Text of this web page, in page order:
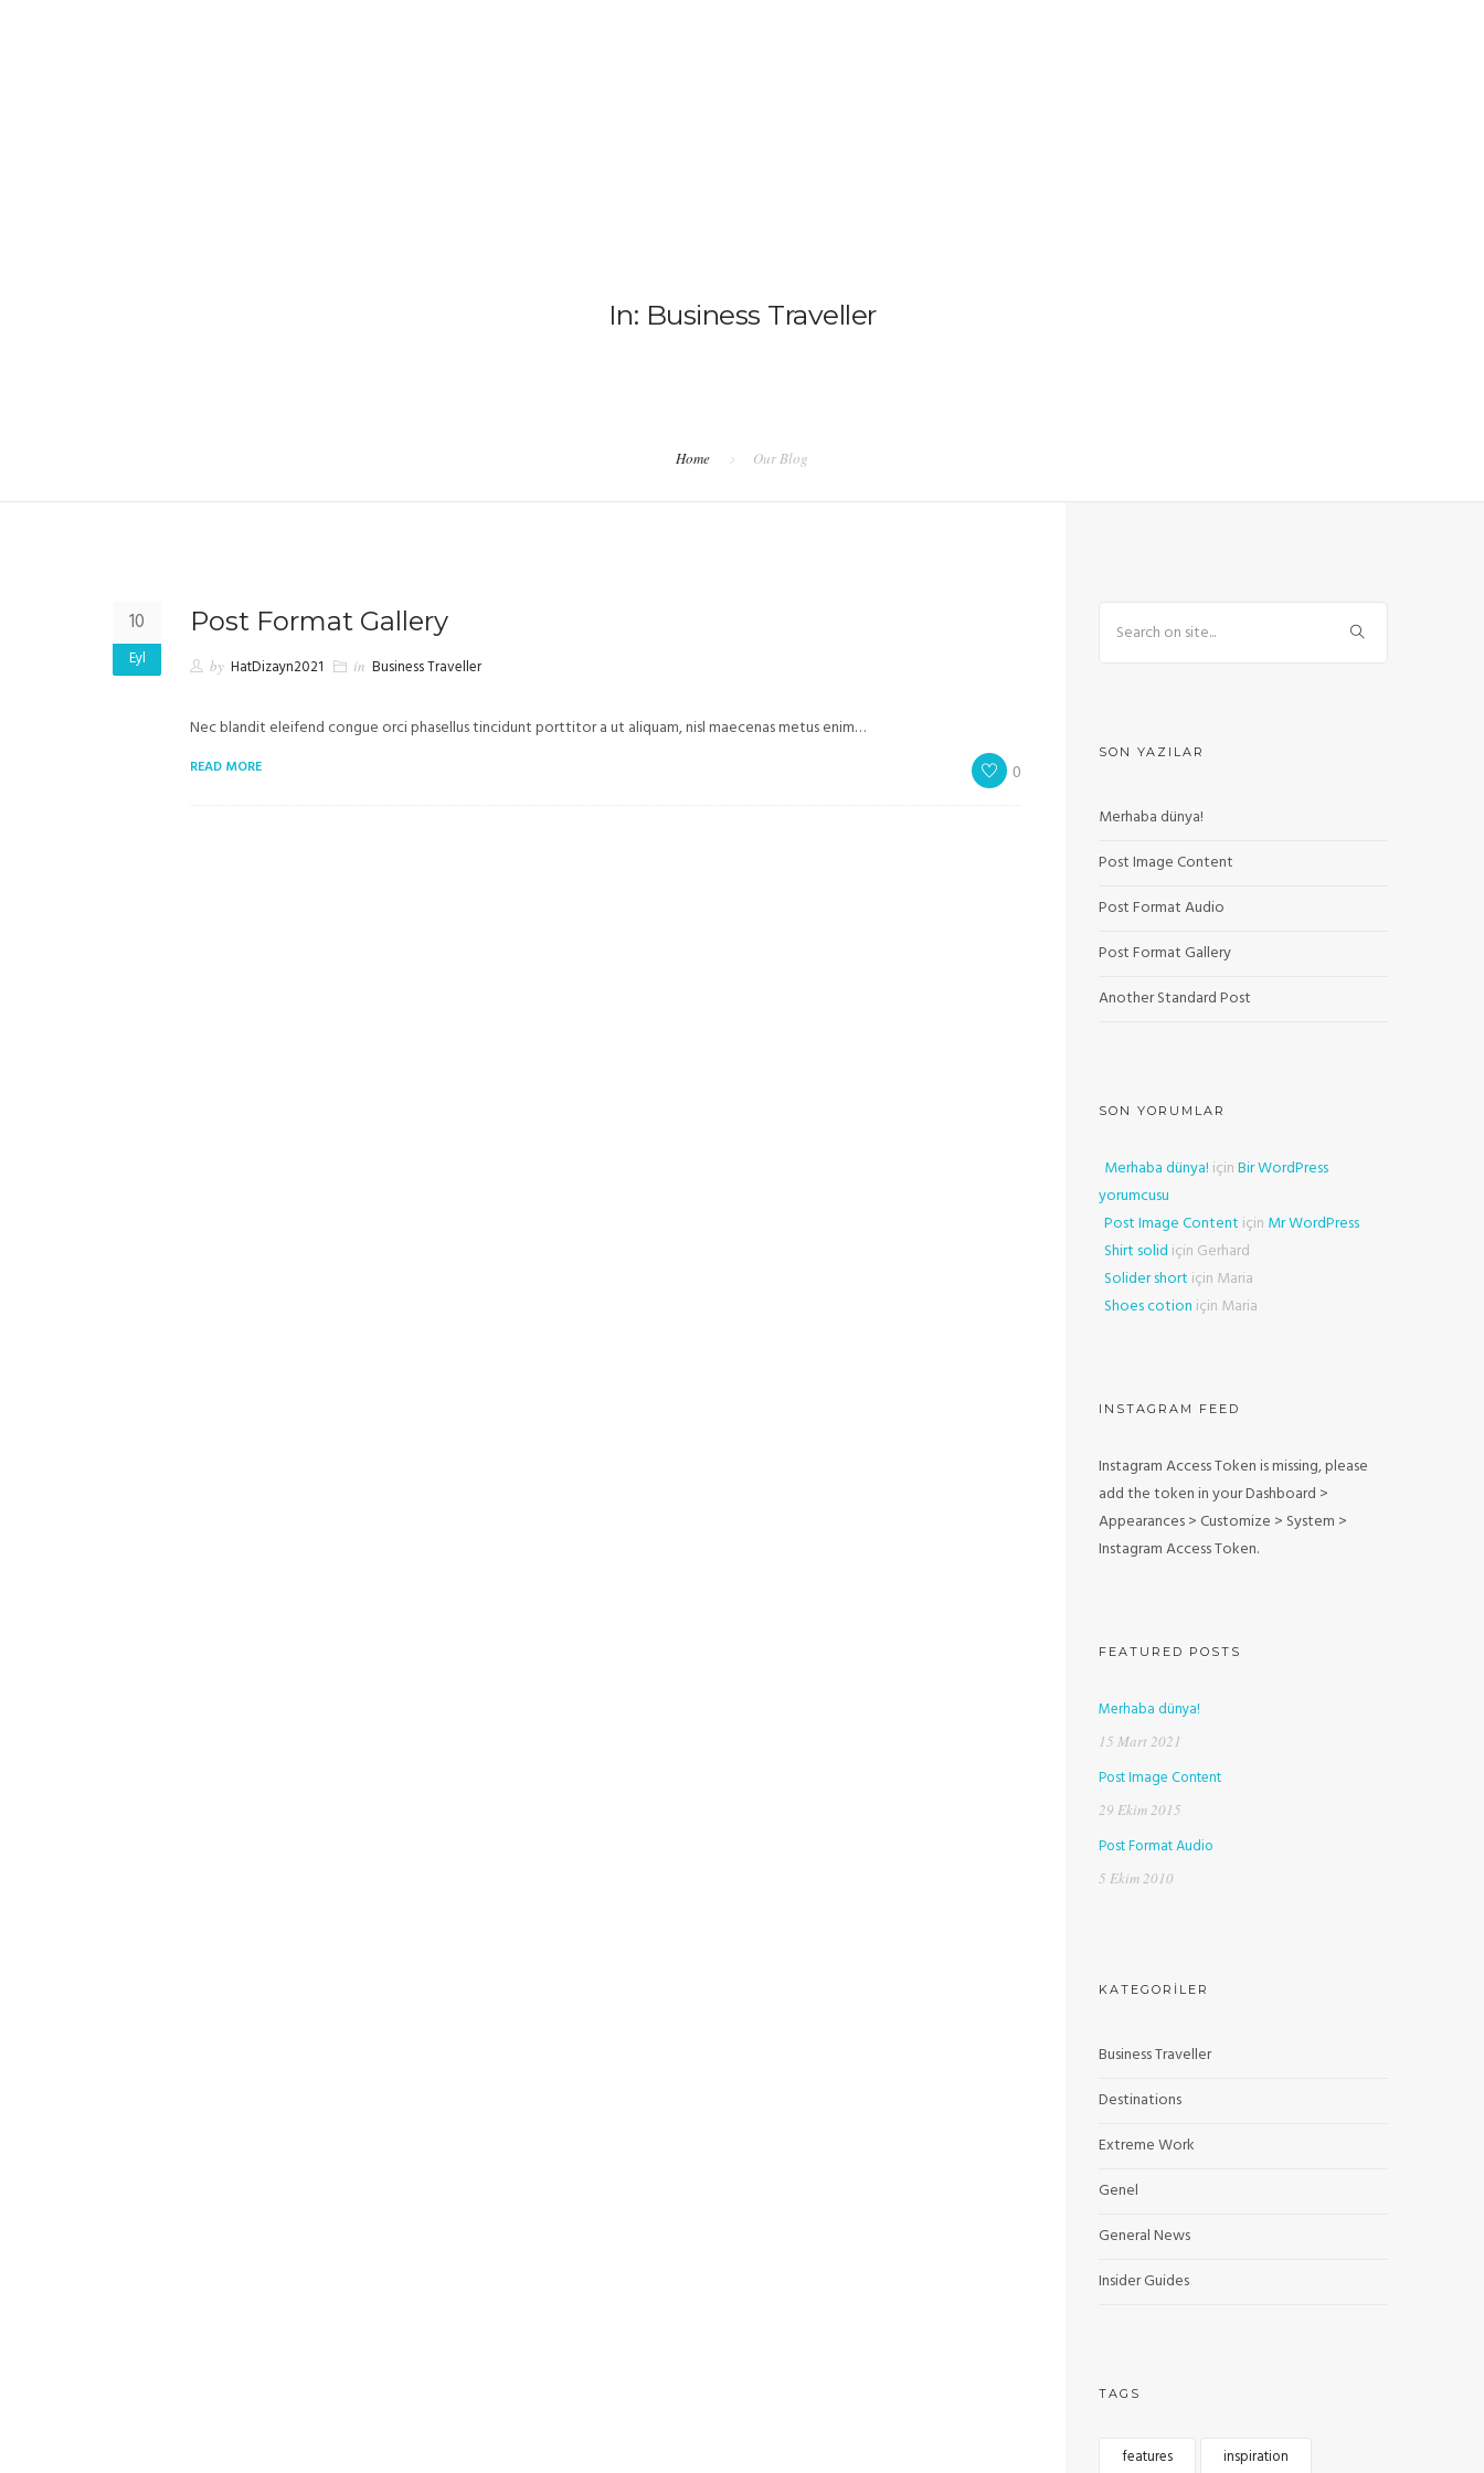
In: Business Traveller
Home Our Blog
10
Eyl
Post Format Gallery
by HatDizayn2021 in Business Traveller
Nec blandit eleifend congue orci phasellus tincidunt porttitor a ut aliquam, nisl maecenas metus enim…
READ MORE 0
SON YAZILAR
Merhaba dünya!
Post Image Content
Post Format Audio
Post Format Gallery
Another Standard Post
SON YORUMLAR
Merhaba dünya! içinBir WordPress
yorumcusu
Post Image Content için Mr WordPress
Shirt solid için Gerhard
Solider short için Maria
Shoes cotion için Maria
INSTAGRAM FEED
Instagram Access Token is missing, please
add the token in your Dashboard >
Appearances > Customize > System >
Instagram Access Token.
FEATURED POSTS
Merhaba dünya!
15 Mart 2021
Post Image Content
29 Ekim 2015
Post Format Audio
5 Ekim 2010
KATEGORILER
Business Traveller
Destinations
Extreme Work
Genel
General News
Insider Guides
TAGS
features inspiration